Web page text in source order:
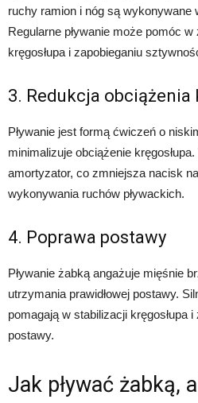
ruchy ramion i nóg są wykonywane
Regularne pływanie może pomóc
kręgosłupa i zapobieganiu
3. Redukcja obciążenia
Pływanie jest formą ćwiczeń o
minimalizuje obciążenie
amortyzator, co zmniejsza nacisk
wykonywania ruchów pływackich.
4. Poprawa postawy
Pływanie żabką angażuje mięśnie
utrzymania prawidłowej postawy.
pomagają w stabilizacji kręgosłupa
postawy.
Jak pływać żabką,